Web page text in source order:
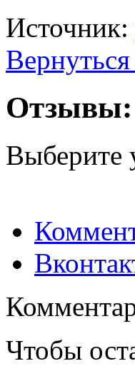
Источник:
Отзывы:
Выберите
Чтобы